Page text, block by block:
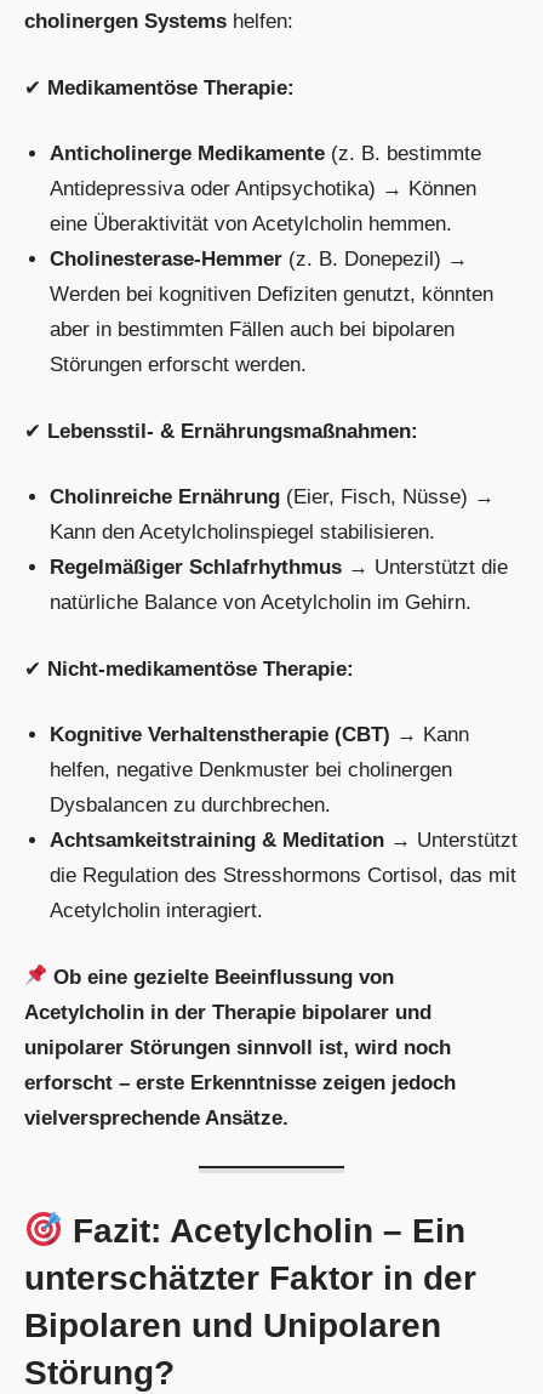
cholinergen Systems helfen:
✔ Medikamentöse Therapie:
Anticholinerge Medikamente (z. B. bestimmte
Antidepressiva oder Antipsychotika) → Können
eine Überaktivität von Acetylcholin hemmen.
Cholinesterase-Hemmer (z. B. Donepezil) →
Werden bei kognitiven Defiziten genutzt, könnten
aber in bestimmten Fällen auch bei bipolaren
Störungen erforscht werden.
✔ Lebensstil- & Ernährungsmaßnahmen:
Cholinreiche Ernährung (Eier, Fisch, Nüsse) →
Kann den Acetylcholinspiegel stabilisieren.
Regelmäßiger Schlafrhythmus → Unterstützt die
natürliche Balance von Acetylcholin im Gehirn.
✔ Nicht-medikamentöse Therapie:
Kognitive Verhaltenstherapie (CBT) → Kann
helfen, negative Denkmuster bei cholinergen
Dysbalancen zu durchbrechen.
Achtsamkeitstraining & Meditation → Unterstützt
die Regulation des Stresshormons Cortisol, das mit
Acetylcholin interagiert.
Ob eine gezielte Beeinflussung von
Acetylcholin in der Therapie bipolarer und
unipolarer Störungen sinnvoll ist, wird noch
erforscht – erste Erkenntnisse zeigen jedoch
vielversprechende Ansätze.
Fazit: Acetylcholin – Ein
unterschätzter Faktor in der
Bipolaren und Unipolaren
Störung?